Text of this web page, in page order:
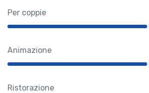
Per coppie
Animazione
Ristorazione